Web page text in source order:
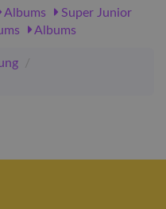
Albums
Super Junior
Albums
/